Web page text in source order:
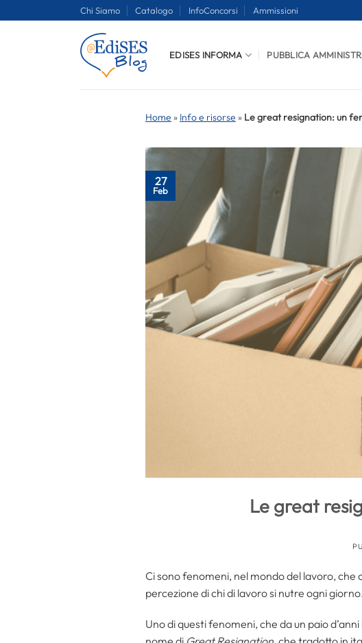
Chi Siamo Catalogo InfoConcorsi Ammissioni
EDISES INFORMA PUBBLICA
Home » Info e risorse » Le great resignation: un
27
Feb
Le great
Ci sono fenomeni, nel mondo del lavoro,
percezione di chi di lavoro si nutre ogni giorno.
Uno di questi fenomeni, che da un paio